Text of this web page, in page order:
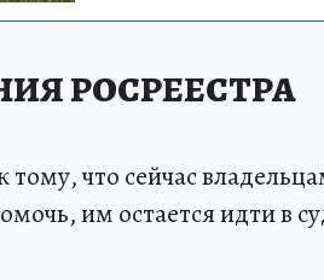
РОСРЕЕСТРА
тому, что сейчас
им остается идти в